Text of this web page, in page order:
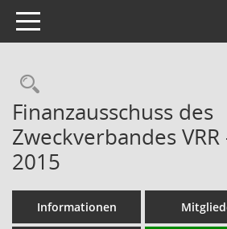
Toggle navigation
Rechercheauswahl
Finanzausschuss des
Zweckverbandes
2015
Informationen